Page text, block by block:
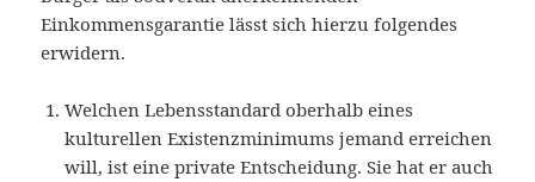
Einkommensgarantie lässt sich hierzu folgendes
erwidern.
Welchen Lebensstandard oberhalb eines
kulturellen Existenzminimums jemand erreichen
will, ist eine private Entscheidung. Sie hat er auch